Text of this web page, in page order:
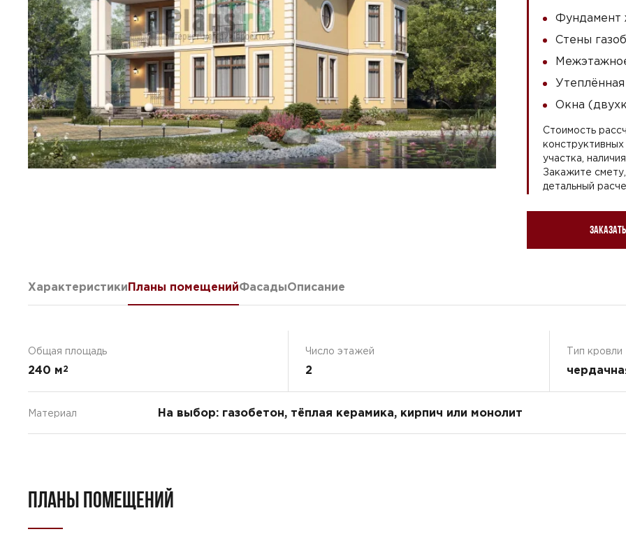
Фундамент
Стены
Окна
Стоимость
участка,
Закажите
детальный
ХарактеристикиПланы помещенийФасадыОписание
Общая площадь
240 м2
Число этажей
2
Тип кровли
Материал На выбор: газобетон, тёплая керамика, кирпич или монолит
ПЛАНЫ ПОМЕЩЕНИЙ